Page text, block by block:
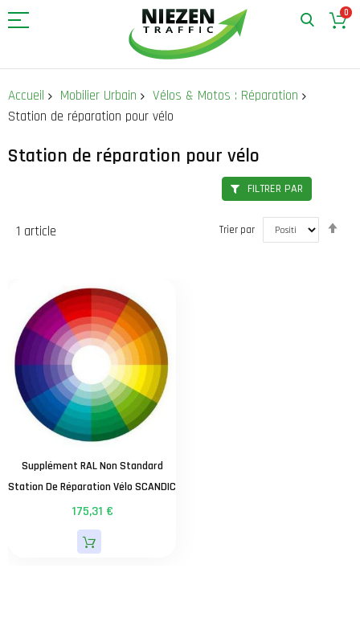
0
contenu
Accueil Mobilier Urbain
Vélos & Motos : Réparation
Station de réparation pour vélo
Station de réparation pour vélo
1 article Trier par
Supplément RAL Non Standard
Station De Réparation Vélo SCANDIC
175,31 €
FILTRER PAR